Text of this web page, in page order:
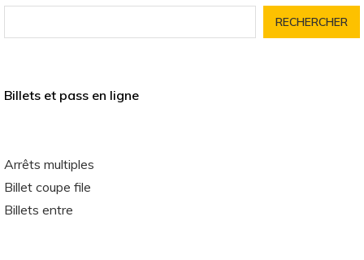
RECHERCHER
Billets et pass en ligne
Arrêts multiples
Billet coupe file
Billets entre